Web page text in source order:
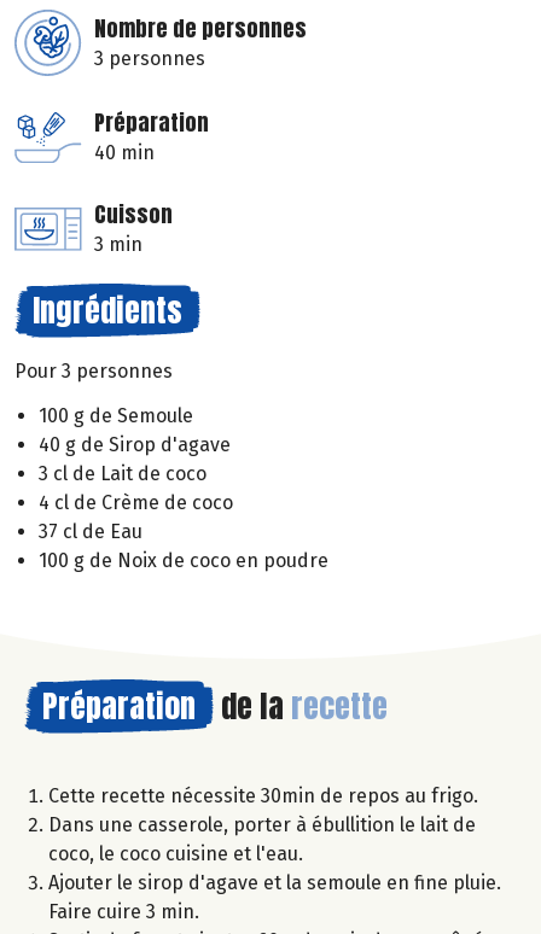
Nombre de personnes
3 personnes
Préparation
40 min
Cuisson
3 min
Ingrédients
Pour 3 personnes
100 g de Semoule
40 g de Sirop d'agave
3 cl de Lait de coco
4 cl de Crème de coco
37 cl de Eau
100 g de Noix de coco en poudre
Préparation de la recette
Cette recette nécessite 30min de repos au frigo.
Dans une casserole, porter à ébullition le lait de
coco, le coco cuisine et l'eau.
Ajouter le sirop d'agave et la semoule en fine pluie.
Faire cuire 3 min.